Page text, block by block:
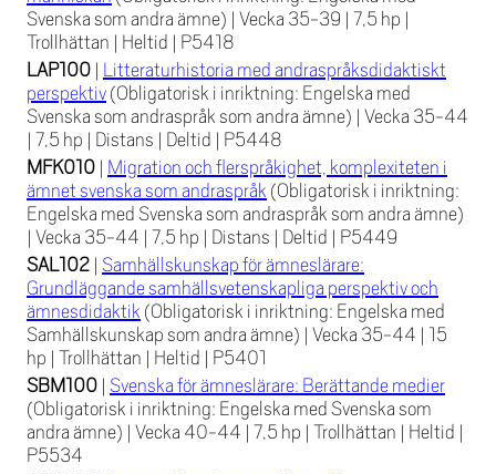
Svenska som andra ämne) | Vecka 35-39 | 7,5 hp |
Trollhättan | Heltid | P5418
LAP100 | Litteraturhistoria med andraspråksdidaktiskt
perspektiv (Obligatorisk i inriktning: Engelska med
Svenska som andraspråk som andra ämne) | Vecka 35-44
| 7,5 hp | Distans | Deltid | P5448
MFK010 | Migration och flerspråkighet, komplexiteten i
ämnet svenska som andraspråk (Obligatorisk i inriktning:
Engelska med Svenska som andraspråk som andra ämne)
| Vecka 35-44 | 7,5 hp | Distans | Deltid | P5449
SAL102 | Samhällskunskap för ämneslärare:
Grundläggande samhällsvetenskapliga perspektiv och
ämnesdidaktik (Obligatorisk i inriktning: Engelska med
Samhällskunskap som andra ämne) | Vecka 35-44 | 15
hp | Trollhättan | Heltid | P5401
SBM100 | Svenska för ämneslärare: Berättande medier
(Obligatorisk i inriktning: Engelska med Svenska som
andra ämne) | Vecka 40-44 | 7,5 hp | Trollhättan | Heltid |
P5534